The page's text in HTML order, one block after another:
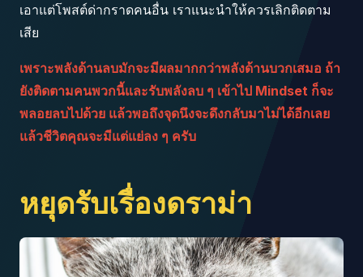
เอาแต่โพสต์ด่ากราดคนอื่น เราแนะนำให้ควรเลิกติดตาม
เสีย
เพราะพลังด้านลบมักจะมีผลมากกว่าพลังด้านบวกเสมอ ถ้า
ยังติดตามคนพวกนี้และรับพลังลบ ๆ เข้าไป Mindset ก็จะ
พลอยลบไปด้วย แล้วพอถึงจุดนึงจะดึงกลับมาไม่ได้อีกเลย
แล้วชีวิตคุณจะมีแต่แย่ลง ๆ ครับ
หยุดรับเรื่องดราม่า